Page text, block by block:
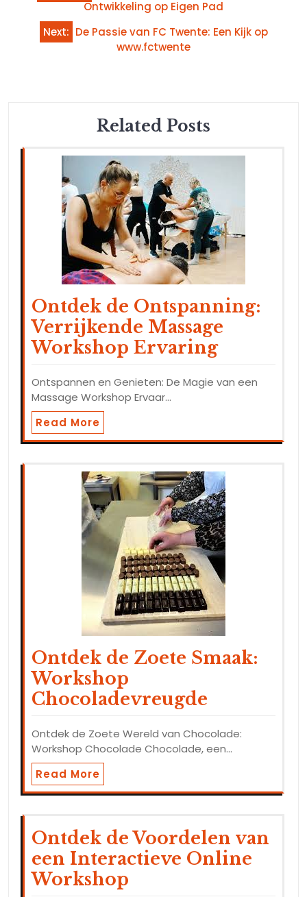
Ontwikkeling op Eigen Pad
Next: De Passie van FC Twente: Een Kijk op
www.fctwente
Related Posts
Ontdek de Ontspanning:
Verrijkende Massage
Workshop Ervaring
Ontspannen en Genieten: De Magie van een
Massage Workshop Ervaar…
Read More
Ontdek de Zoete Smaak:
Workshop
Chocoladevreugde
Ontdek de Zoete Wereld van Chocolade:
Workshop Chocolade Chocolade, een…
Read More
Ontdek de Voordelen van
een Interactieve Online
Workshop